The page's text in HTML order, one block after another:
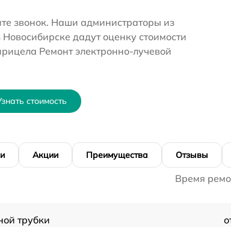
звонок. Наши администраторы из
дадут оценку стоимости
Ремонт электронно-лучевой
стоимость
Акции Преимущества Отзывы
Время
трубки